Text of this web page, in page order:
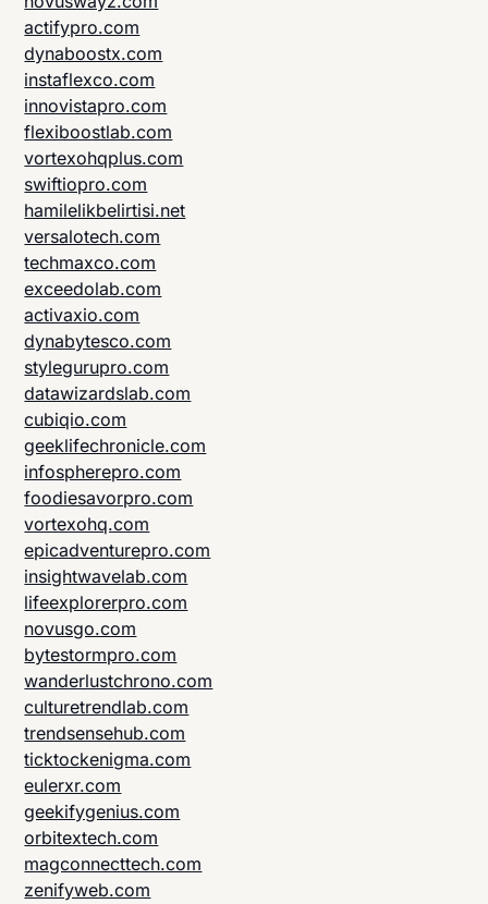
actifypro.com
dynaboostx.com
instaflexco.com
innovistapro.com
flexiboostlab.com
vortexohqplus.com
swiftiopro.com
hamilelikbelirtisi.net
versalotech.com
techmaxco.com
exceedolab.com
activaxio.com
dynabytesco.com
stylegurupro.com
datawizardslab.com
cubiqio.com
geeklifechronicle.com
infospherepro.com
foodiesavorpro.com
vortexohq.com
epicadventurepro.com
insightwavelab.com
lifeexplorerpro.com
novusgo.com
bytestormpro.com
wanderlustchrono.com
culturetrendlab.com
trendsensehub.com
ticktockenigma.com
eulerxr.com
geekifygenius.com
orbitextech.com
magconnecttech.com
zenifyweb.com